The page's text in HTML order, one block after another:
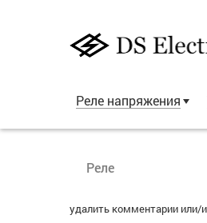
Реле напряжения
Реле
удалить комментарии или/